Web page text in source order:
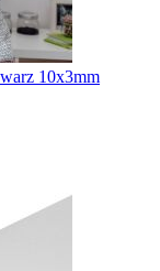
10x3mm